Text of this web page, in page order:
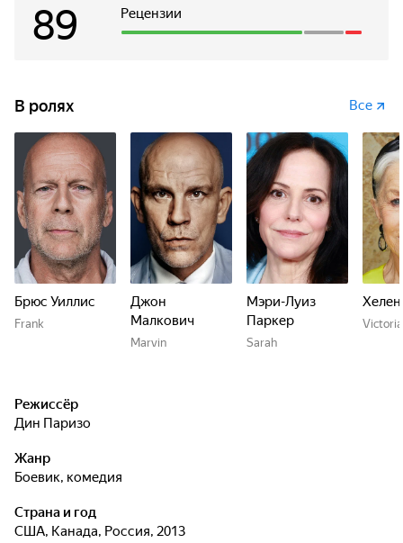
Рецензии
89
В ролях Все
Брюс Уиллис
Frank
Джон
Малкович
Marvin
Мэри-Луиз
Паркер
Sarah
Victoria
Режиссёр
Дин Паризо
Жанр
боевик, комедия
Страна и год
США, Канада, Россия, 2013